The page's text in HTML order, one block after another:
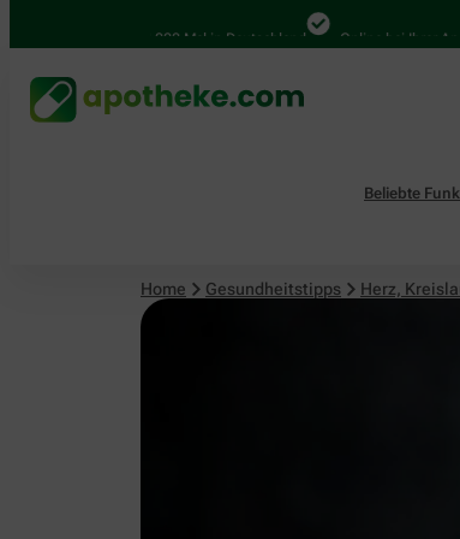
4.000 Mal in Deutschland Online bei Ihrer Apotheke
Beliebte
Home Gesundheitstipps Herz,
Herz, Kreislauf & Stoffwechsel